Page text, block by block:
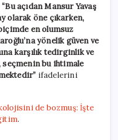
“Bu açıdan Mansur Yavaş
olarak öne çıkarken,
en olumsuz
yönelik güven ve
karşılık tedirginlik ve
seçmenin bu ihtimale
ifadelerini
de bozmuş: İşte
.